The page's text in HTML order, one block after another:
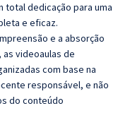
dedicação para uma
e eficaz.
e a absorção
videoaulas de
com base na
responsável, e não
do conteúdo